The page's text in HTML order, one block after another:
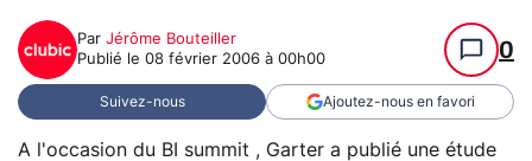
Par Jérôme Bouteiller
Publié le 08 février 2006 à 00h00 0
Suivez-nous Ajoutez-nous en favori
A l'occasion du BI summit , Garter a publié une étude